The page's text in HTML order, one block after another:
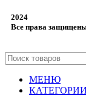
2024
Все права
МЕНЮ
КАТЕГОРИИ